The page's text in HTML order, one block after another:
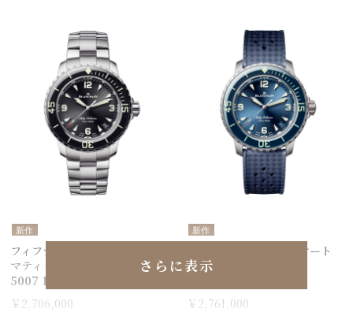
新作
フィフティファゾムス オート
マティック
5007 1130 71S
￥2,706,000
新作
フィフティファゾムス オート
マティック
￥2,761,000
さらに表示